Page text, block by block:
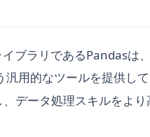
ブラリであるPandasは
汎用的なツールを提供し
データ処理スキルをよ